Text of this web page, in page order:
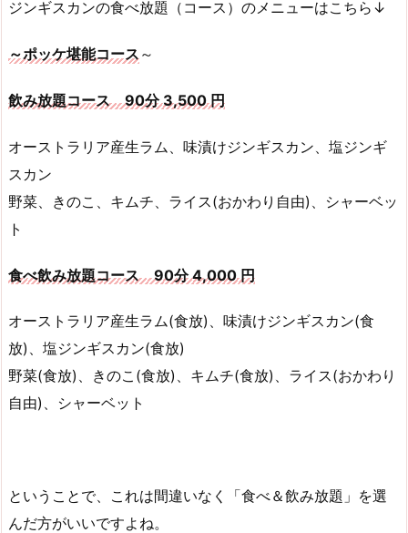
ジンギスカンの食べ放題（コース）のメニューはこちら↓
～ポッケ堪能コース～
飲み放題コース 90分 3,500 円
オーストラリア産生ラム、味漬けジンギスカン、塩ジンギ
スカン
野菜、きのこ、キムチ、ライス(おかわり自由)、シャーベッ
ト
食べ飲み放題コース 90分 4,000 円
オーストラリア産生ラム(食放)、味漬けジンギスカン(食
放)、塩ジンギスカン(食放)
野菜(食放)、きのこ(食放)、キムチ(食放)、ライス(おかわり
自由)、シャーベット
ということで、これは間違いなく「食べ＆飲み放題」を選
んだ方がいいですよね。